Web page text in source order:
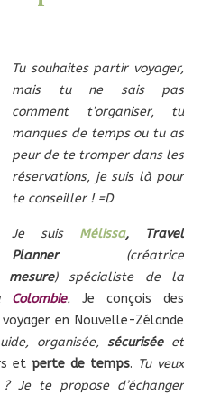
Tu souhaites partir voyager,
mais tu ne sais pas
comment t’organiser, tu
manques de temps ou tu as
peur de te tromper dans les
réservations, je suis là pour
te conseiller ! =D
Je suis Mélissa,
Travel
Planner(créatrice
mesure) spécialiste de la
Colombie.Je conçois des
en Nouvelle-Zélande
organisée, sécuriséeet
et perte de temps. Tu veux
Je te propose d’échanger